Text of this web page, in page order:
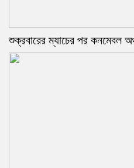
শুক্রবারের ম্যাচের পর কনমেবল